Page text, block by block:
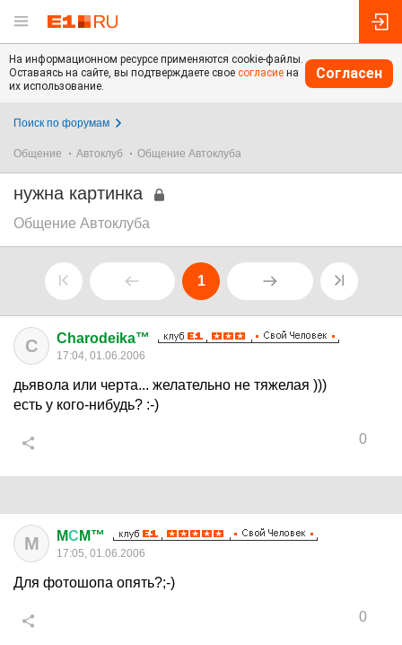
На информационном ресурсе применяются cookie-файлы.
Оставаясь на сайте, вы подтверждаете свое согласие на
их использование.
Согласен
Поиск по форумам
Общение Автоклуб Общение Автоклуба
нужна картинка
Общение Автоклуба
1
C Charodeika™
17:04, 01.06.2006
дьявола или черта... желательно не тяжелая )))
есть у кого-нибудь? :-)
0
M MС M™
17:05, 01.06.2006
Для фотошопа опять?;-)
0